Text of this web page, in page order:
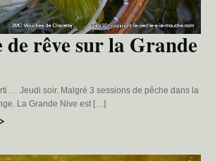
de rêve sur la Grande
… Jeudi soir. Malgré 3 sessions de pêche dans la
La Grande Nive est […]